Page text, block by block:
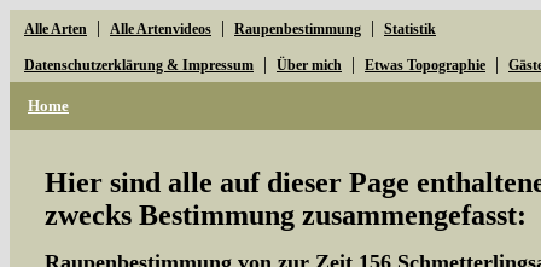
Alle Arten | Alle Artenvideos | Raupenbestimmung | Statistik
Datenschutzerklärung & Impressum | Über mich | Etwas Topographie |
Home
Hier sind alle auf dieser Page
zwecks Bestimmung zusammengefasst:
Raupenbestimmung von zur Zeit 156